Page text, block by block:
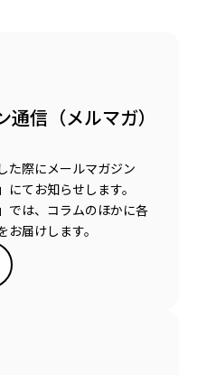
信（メルマガ）
た際にメールマガジン
にてお知らせします。
では、コラムのほかに各
届けします。